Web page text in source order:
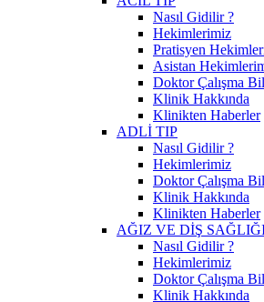
Nasıl Gidilir ?
Hekimlerimiz
Pratisyen
Asistan
Doktor Çalışma
Klinik Hakkında
Klinikten Haberler
ADLİ TIP
Nasıl Gidilir ?
Hekimlerimiz
Doktor Çalışma
Klinik Hakkında
Klinikten Haberler
AĞIZ VE DİŞ
Nasıl Gidilir ?
Hekimlerimiz
Doktor Çalışma
Klinik Hakkında